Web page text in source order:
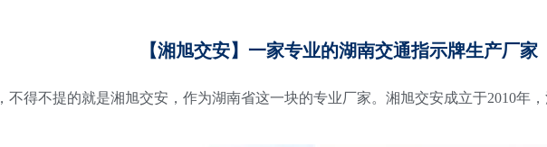
【湘旭交安】一家专业的湖南交通指示牌生产厂家
，不得不提的就是湘旭交安，作为湖南省这一块的专业厂家。湘旭交安成立于2010年